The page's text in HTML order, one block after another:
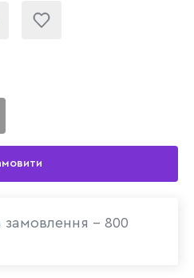
замовлення - 800